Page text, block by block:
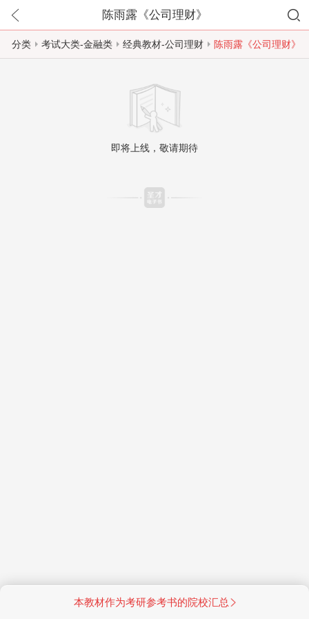
陈雨露《公司理财》
分类 考试大类-金融类 经典教材-公司理财 陈雨露《公司理财》
即将上线，敬请期待
本教材作为考研参考书的院校汇总